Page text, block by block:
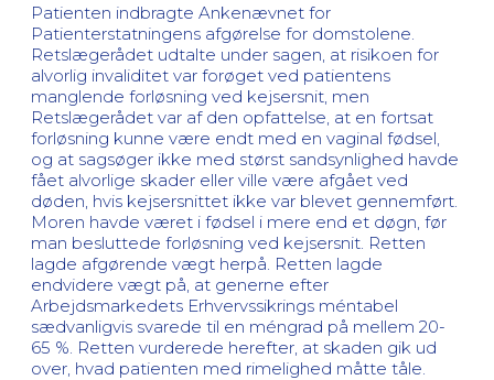
Patienten indbragte Ankenævnet for
Patienterstatningens afgørelse for domstolene.
Retslægerådet udtalte under sagen, at risikoen for
alvorlig invaliditet var forøget ved patientens
manglende forløsning ved kejsersnit, men
Retslægerådet var af den opfattelse, at en fortsat
forløsning kunne være endt med en vaginal fødsel,
og at sagsøger ikke med størst sandsynlighed havde
fået alvorlige skader eller ville være afgået ved
døden, hvis kejsersnittet ikke var blevet gennemført.
Moren havde været i fødsel i mere end et døgn, før
man besluttede forløsning ved kejsersnit. Retten
lagde afgørende vægt herpå. Retten lagde
endvidere vægt på, at generne efter
Arbejdsmarkedets Erhvervssikrings méntabel
sædvanligvis svarede til en méngrad på mellem 20-
65 %. Retten vurderede herefter, at skaden gik ud
over, hvad patienten med rimelighed måtte tåle.